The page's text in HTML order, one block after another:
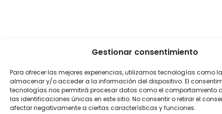
Gestionar consentimiento
Para ofrecer las mejores experiencias, utilizamos tecnologías como
almacenar y/o acceder a la información del dispositivo. El
tecnologías nos permitirá procesar datos como el comportamiento
las identificaciones únicas en este sitio. No consentir o retirar el
afectar negativamente a ciertas características y funciones.